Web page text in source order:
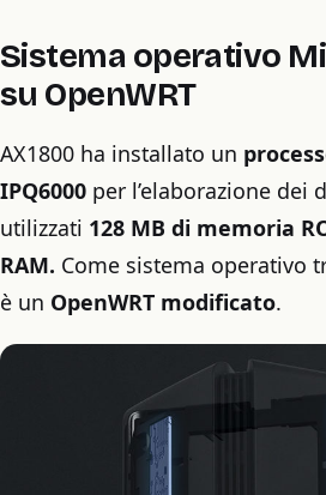
Sistema operativo
su OpenWRT
AX1800 ha installato un
IPQ6000 per l’elaborazione dei
utilizzati 128 MB di memoria
RAM. Come sistema operativo
è un OpenWRT modificato.